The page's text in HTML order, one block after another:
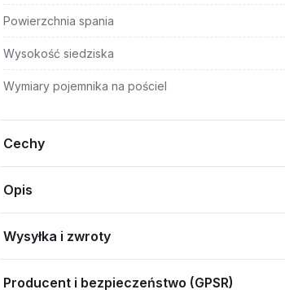
Powierzchnia spania
Wysokość siedziska
Wymiary pojemnika na pościel
Cechy
Opis
Wysyłka i zwroty
Producent i bezpieczeństwo (GPSR)